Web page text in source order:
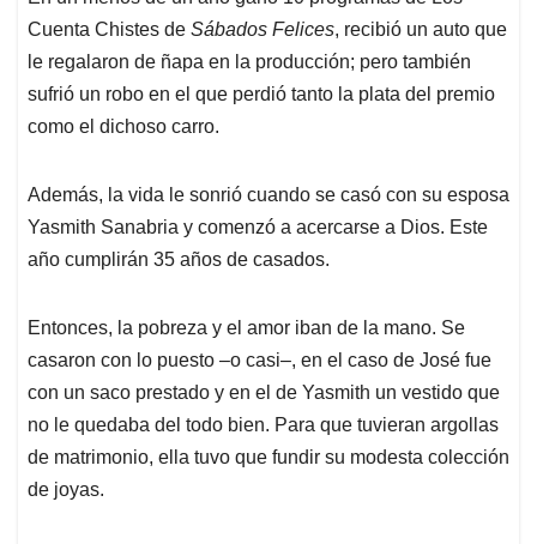
Cuenta Chistes de Sábados Felices, recibió un auto que
le regalaron de ñapa en la producción; pero también
sufrió un robo en el que perdió tanto la plata del premio
como el dichoso carro.
Además, la vida le sonrió cuando se casó con su esposa
Yasmith Sanabria y comenzó a acercarse a Dios. Este
año cumplirán 35 años de casados.
Entonces, la pobreza y el amor iban de la mano. Se
casaron con lo puesto –o casi–, en el caso de José fue
con un saco prestado y en el de Yasmith un vestido que
no le quedaba del todo bien. Para que tuvieran argollas
de matrimonio, ella tuvo que fundir su modesta colección
de joyas.